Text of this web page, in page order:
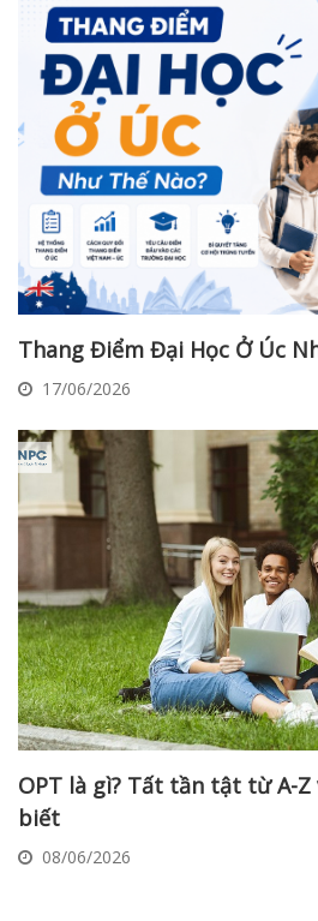
Thang Điểm Đại Học Ở Úc
17/06/2026
OPT là gì? Tất tần tật từ A-Z
biết
08/06/2026